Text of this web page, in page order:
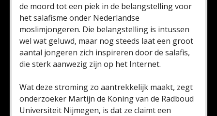
de moord tot een piek in de belangstelling voor
het salafisme onder Nederlandse
moslimjongeren. Die belangstelling is intussen
wel wat geluwd, maar nog steeds laat een groot
aantal jongeren zich inspireren door de salafis,
die sterk aanwezig zijn op het Internet.
Wat deze stroming zo aantrekkelijk maakt, zegt
onderzoeker Martijn de Koning van de Radboud
Universiteit Nijmegen, is dat ze claimt een